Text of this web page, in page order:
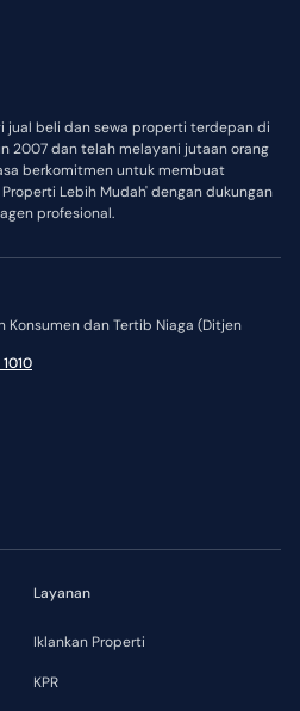
jual beli dan sewa properti terdepan di
2007 dan telah melayani jutaan orang
berkomitmen untuk membuat
Lebih Mudah' dengan dukungan
profesional.
Konsumen dan Tertib Niaga (Ditjen
1010
Layanan
Iklankan Properti
KPR